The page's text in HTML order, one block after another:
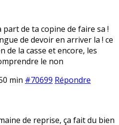
part de ta copine de faire sa !
de devoir en arriver la ! ce
de la casse et encore, les
le non
min #70699 Répondre
de reprise, ça fait du bien